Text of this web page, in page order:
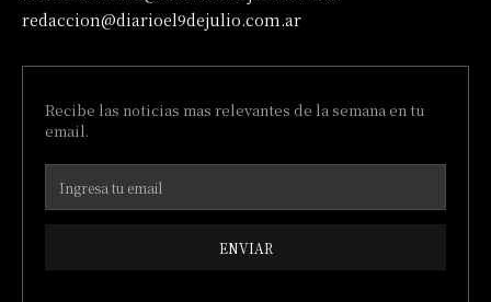
redaccion@diarioel9dejulio.com.ar
Recibe las noticias mas relevantes de la semana en tu
email.
ENVIAR